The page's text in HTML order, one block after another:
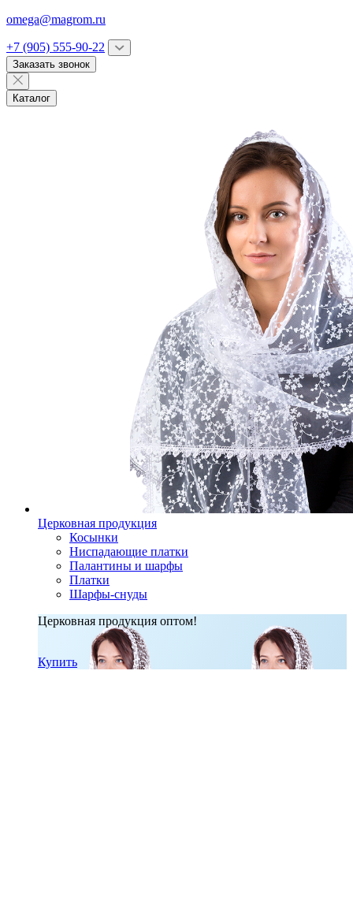
omega@magrom.ru
+7 (905) 555-90-22
Заказать звонок
Каталог
Церковная продукция
Косынки
Ниспадающие платки
Палантины и шарфы
Платки
Шарфы-снуды
Церковная продукция оптом!
Купить